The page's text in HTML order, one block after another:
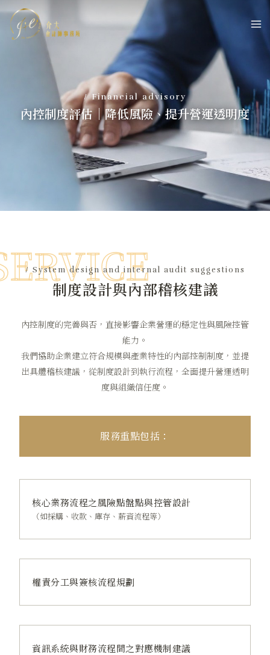
/ Financial advisory
內控制度評估｜降低風險、提升營運透明度
/ System design and internal audit suggestions
制度設計與內部稽核建議
內控制度的完善與否，直接影響企業營運的穩定性與風險控管
能力。
我們協助企業建立符合規模與產業特性的內部控制制度，並提
出具體稽核建議，從制度設計到執行流程，全面提升營運透明
度與組織信任度。
服務重點包括：
核心業務流程之風險點盤點與控管設計
（如採購、收款、庫存、薪資流程等）
權責分工與簽核流程規劃
資訊系統與財務流程間之對應機制建議